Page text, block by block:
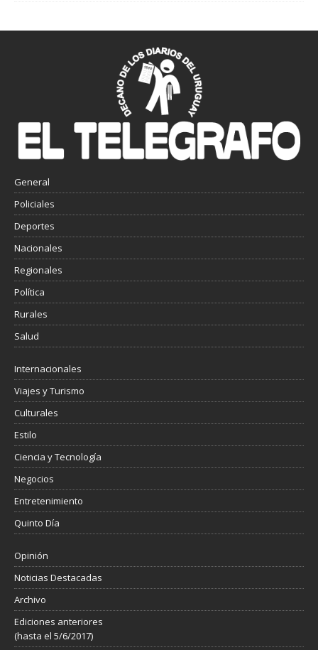
General
Policiales
Deportes
Nacionales
Regionales
Política
Rurales
Salud
Internacionales
Viajes y Turismo
Culturales
Estilo
Ciencia y Tecnología
Negocios
Entretenimiento
Quinto Día
Opinión
Noticias Destacadas
Archivo
Ediciones anteriores
(hasta el 5/6/2017)